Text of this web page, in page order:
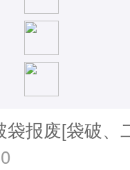
报废[袋破、